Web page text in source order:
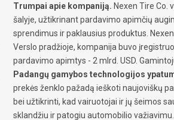
Trumpai apie kompaniją. Nexen Tire Co.
šalyje, užtikrinant pardavimo apimčių
sprendimus ir paklausius produktus.
Verslo pradžioje, kompanija buvo
pardavimo apimtys - 2 mlrd. USD.
Padangų gamybos technologijos
prekės ženklo pažadą ieškoti naujoviškų
bei užtikrinti, kad vairuotojai ir jų šeimos
sklandžiu ir patogiu automobilio